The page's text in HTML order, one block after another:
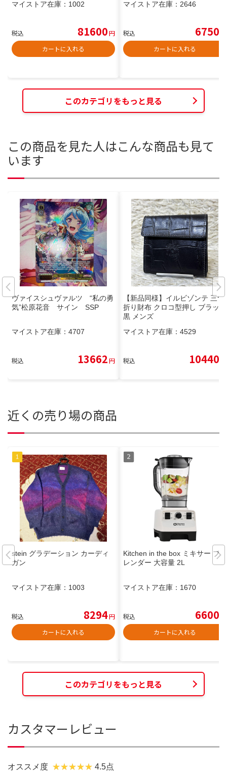
マイストア在庫： 1002
税込 81600円
カートに入れる
マイストア在庫： 2646
税込 6750
カートに入れる
このカテゴリをもっと見る
この商品を見た人はこんな商品も見て
います
ヴァイスシュヴァルツ “私の勇
気”松原花音 サイン SSP
マイストア在庫： 4707
税込 13662円
【新品同様】イルビゾンテ 三つ
折り財布 クロコ型押し ブラック
黒 メンズ
マイストア在庫： 4529
税込 10440
近くの売り場の商品
stein グラデーション カーディ
ガン
マイストア在庫： 1003
税込 8294円
カートに入れる
Kitchen in the box ミキサー ブ
レンダー 大容量 2L
マイストア在庫： 1670
税込 6600
カートに入れる
このカテゴリをもっと見る
カスタマーレビュー
オススメ度 4.5点